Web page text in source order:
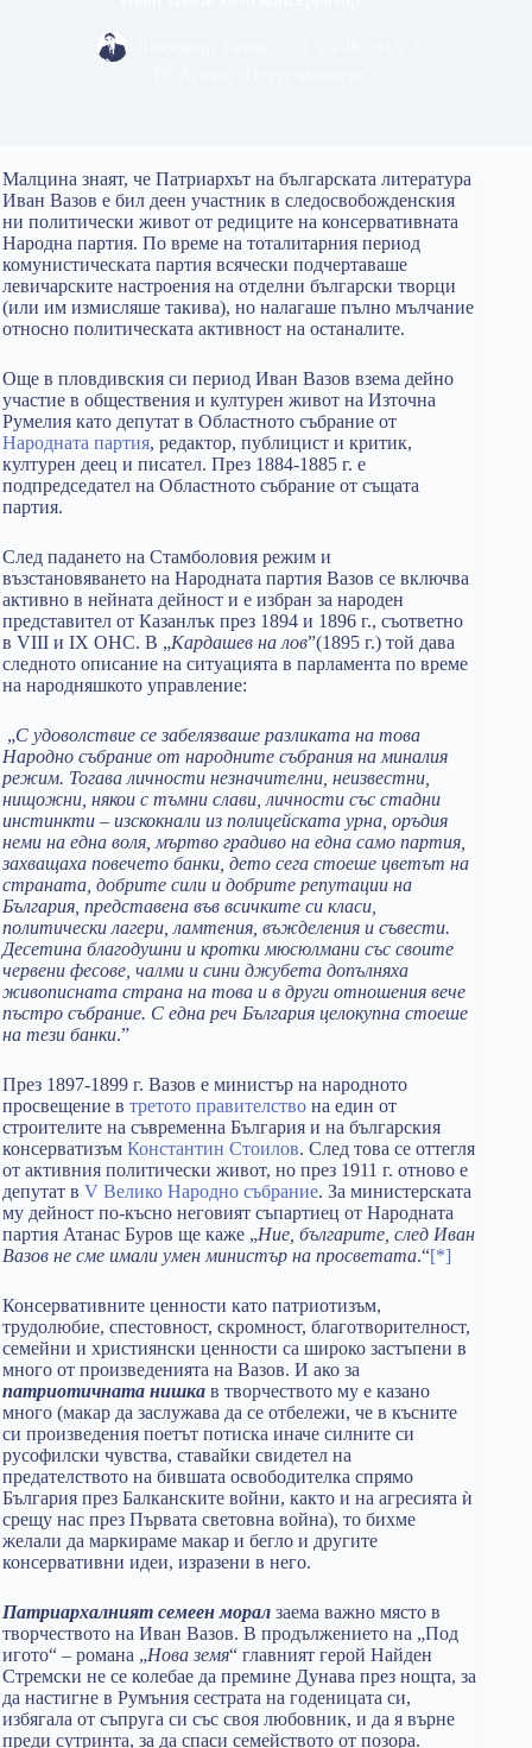
Малцина знаят, че Патриархът на българската литература
Иван Вазов е бил деен участник в следосвобожденския
ни политически живот от редиците на консервативната
Народна партия. По време на тоталитарния период
комунистическата партия всячески подчертаваше
левичарските настроения на отделни български творци
(или им измисляше такива), но налагаше пълно мълчание
относно политическата активност на останалите.
Още в пловдивския си период Иван Вазов взема дейно
участие в обществения и културен живот на Източна
Румелия като депутат в Областното събрание от
Народната партия, редактор, публицист и критик,
културен деец и писател. През 1884-1885 г. е
подпредседател на Областното събрание от същата
партия.
След падането на Стамболовия режим и
възстановяването на Народната партия Вазов се включва
активно в нейната дейност и е избран за народен
представител от Казанлък през 1894 и 1896 г., съответно
в VIII и IX ОНС. В „Кардашев на лов”(1895 г.) той дава
следното описание на ситуацията в парламента по време
на народняшкото управление:
„С удоволствие се забелязваше разликата на това
Народно събрание от народните събрания на миналия
режим. Тогава личности незначителни, неизвестни,
нищожни, някои с тъмни слави, личности със стадни
инстинкти – изскокнали из полицейската урна, оръдия
неми на една воля, мъртво градиво на една само партия,
захващаха повечето банки, дето сега стоеше цветът на
страната, добрите сили и добрите репутации на
България, представена във всичките си класи,
политически лагери, ламтения, въжделения и съвести.
Десетина благодушни и кротки мюсюлмани със своите
червени фесове, чалми и сини джубета допълняха
живописната страна на това и в други отношения вече
пъстро събрание. С една реч България целокупна стоеше
на тези банки.”
През 1897-1899 г. Вазов е министър на народното
просвещение в третото правителство на един от
строителите на съвременна България и на българския
консерватизъм Константин Стоилов. След това се оттегля
от активния политически живот, но през 1911 г. отново е
депутат в V Велико Народно събрание. За министерската
му дейност по-късно неговият съпартиец от Народната
партия Атанас Буров ще каже „Ние, българите, след Иван
Вазов не сме имали умен министър на просветата.“[*]
Консервативните ценности като патриотизъм,
трудолюбие, спестовност, скромност, благотворителност,
семейни и християнски ценности са широко застъпени в
много от произведенията на Вазов. И ако за
патриотичната нишка в творчеството му е казано
много (макар да заслужава да се отбележи, че в късните
си произведения поетът потиска иначе силните си
русофилски чувства, ставайки свидетел на
предателството на бившата освободителка спрямо
България през Балканските войни, както и на агресията ѝ
срещу нас през Първата световна война), то бихме
желали да маркираме макар и бегло и другите
консервативни идеи, изразени в него.
Патриархалният семеен морал заема важно място в
творчеството на Иван Вазов. В продължението на „Под
игото“ – романа „Нова земя“ главният герой Найден
Стремски не се колебае да премине Дунава през нощта, за
да настигне в Румъния сестрата на годеницата си,
избягала от съпруга си със своя любовник, и да я върне
преди сутринта, за да спаси семейството от позора.